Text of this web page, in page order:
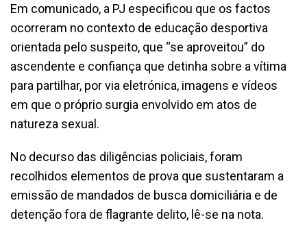
Em comunicado, a PJ especificou que os factos
ocorreram no contexto de educação desportiva
orientada pelo suspeito, que “se aproveitou” do
ascendente e confiança que detinha sobre a vítima
para partilhar, por via eletrónica, imagens e vídeos
em que o próprio surgia envolvido em atos de
natureza sexual.
No decurso das diligências policiais, foram
recolhidos elementos de prova que sustentaram a
emissão de mandados de busca domiciliária e de
detenção fora de flagrante delito, lê-se na nota.